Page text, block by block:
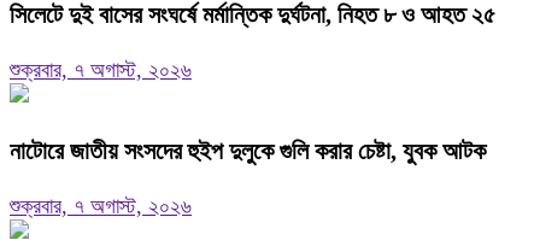
সিলেটে দুই বাসের সংঘর্ষে মর্মান্তিক দুর্ঘটনা, নিহত ৮ ও আহত ২৫
শুক্রবার, ৭ অগাস্ট, ২০২৬
নাটোরে জাতীয় সংসদের হুইপ দুলুকে গুলি করার চেষ্টা, যুবক আটক
শুক্রবার, ৭ অগাস্ট, ২০২৬